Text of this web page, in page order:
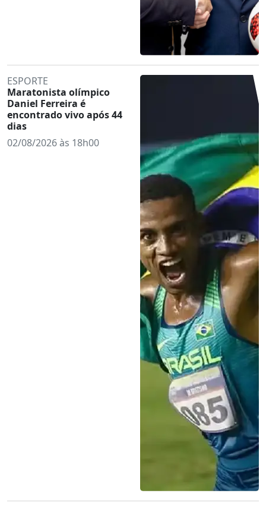
ESPORTE
Maratonista olímpico
Daniel Ferreira é
encontrado vivo após 44
dias
02/08/2026 às 18h00